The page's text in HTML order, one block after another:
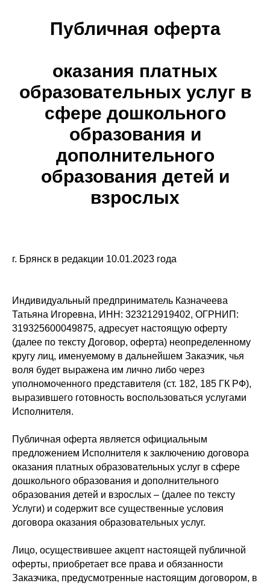
Публичная оферта
оказания платных
образовательных услуг в
сфере дошкольного
образования и
дополнительного
образования детей и
взрослых
г. Брянск в редакции 10.01.2023 года
Индивидуальный предприниматель Казначеева
Татьяна Игоревна, ИНН: 323212919402, ОГРНИП:
319325600049875, адресует настоящую оферту
(далее по тексту Договор, оферта) неопределенному
кругу лиц, именуемому в дальнейшем Заказчик, чья
воля будет выражена им лично либо через
уполномоченного представителя (ст. 182, 185 ГК РФ),
выразившего готовность воспользоваться услугами
Исполнителя.
Публичная оферта является официальным
предложением Исполнителя к заключению договора
оказания платных образовательных услуг в сфере
дошкольного образования и дополнительного
образования детей и взрослых – (далее по тексту
Услуги) и содержит все существенные условия
договора оказания образовательных услуг.
Лицо, осуществившее акцепт настоящей публичной
оферты, приобретает все права и обязанности
Заказчика, предусмотренные настоящим договором, в